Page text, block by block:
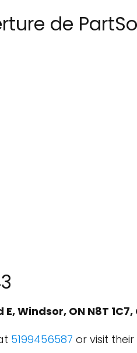
de
Windsor, ON N8T
5199456587 or visit